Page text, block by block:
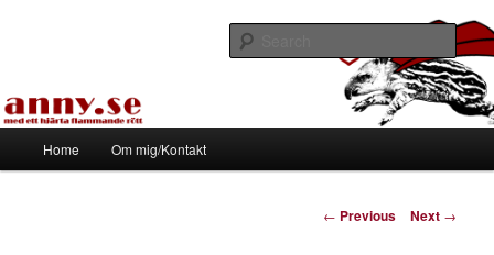
Tapirhen
Home Om mig/Kontakt
Post
← Previous Next →